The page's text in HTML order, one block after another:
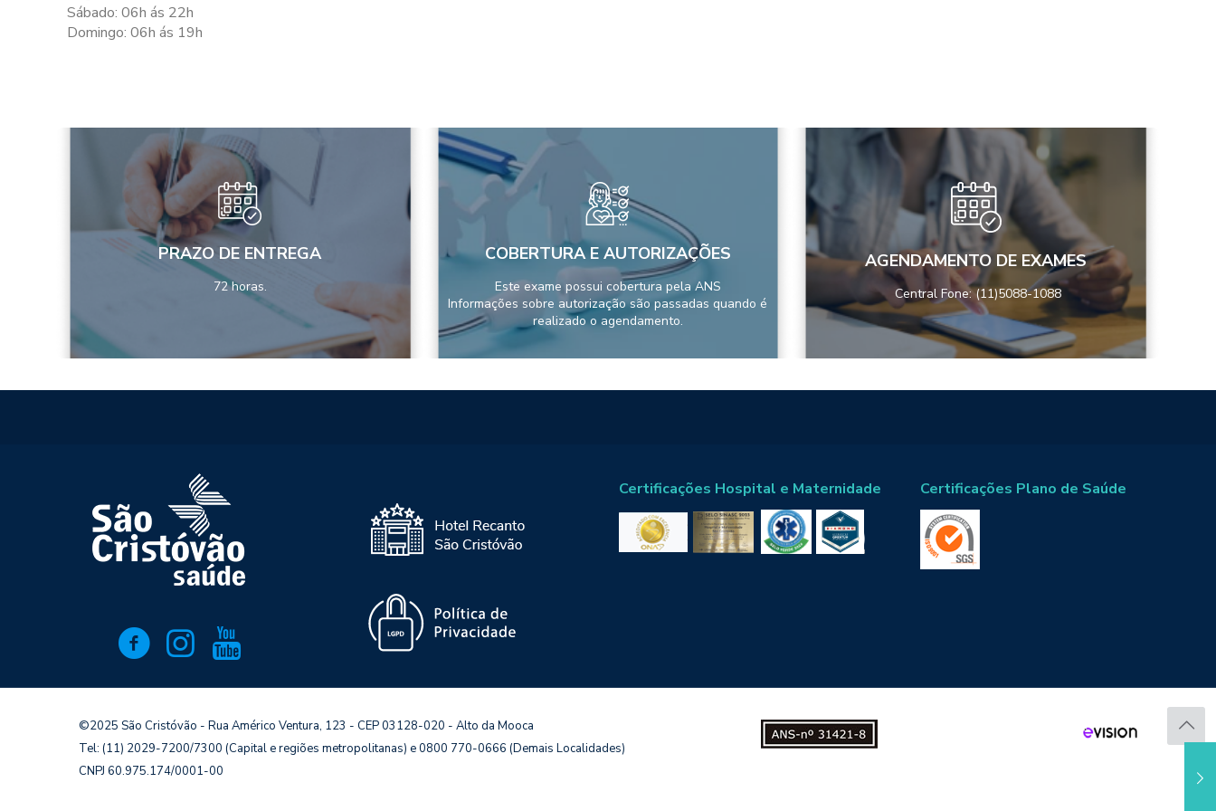
Sábado: 06h ás 22h
Domingo: 06h ás 19h
PRAZO DE ENTREGA
72 horas.
COBERTURA E AUTORIZAÇÕES
Este exame possui cobertura pela ANS
Informações sobre autorização são passadas quando é
realizado o agendamento.
AGENDAMENTO DE EXAMES
Central Fone: (11)5088-1088
Certificações Hospital e Maternidade Certificações Plano de Saúde
©2025 São Cristóvão - Rua Américo Ventura, 123 - CEP 03128-020 - Alto da Mooca
Tel: (11) 2029-7200/7300 (Capital e regiões metropolitanas) e 0800 770-0666 (Demais Localidades)
CNPJ 60.975.174/0001-00